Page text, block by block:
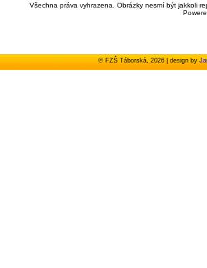
Všechna práva vyhrazena. Obrázky nesmí být jakkoli
© FZŠ Táborská, 2026 | design by